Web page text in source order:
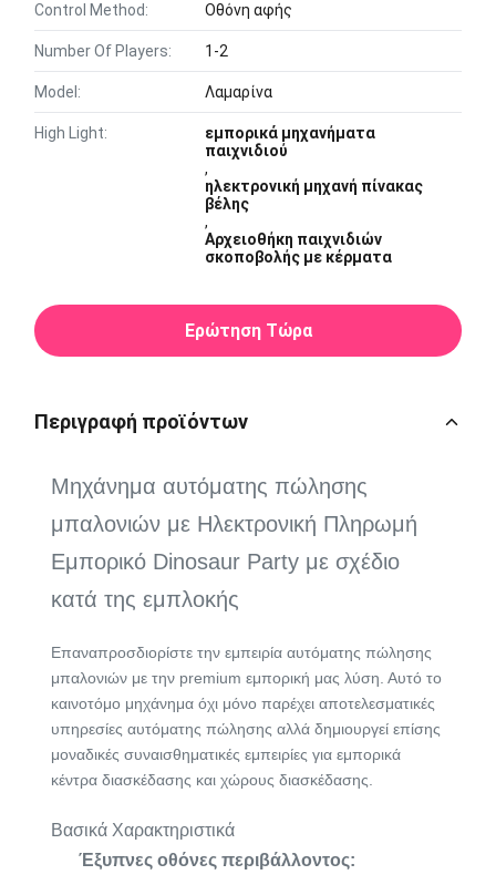
Control Method: Οθόνη αφής
Number Of Players: 1-2
Model: Λαμαρίνα
High Light:
εμπορικά μηχανήματα
παιχνιδιού
,
ηλεκτρονική μηχανή πίνακας
βέλης
,
Αρχειοθήκη παιχνιδιών
σκοποβολής με κέρματα
Ερώτηση Τώρα
Περιγραφή προϊόντων
Μηχάνημα αυτόματης πώλησης
μπαλονιών με Ηλεκτρονική Πληρωμή
Εμπορικό Dinosaur Party με σχέδιο
κατά της εμπλοκής
Επαναπροσδιορίστε την εμπειρία αυτόματης πώλησης
μπαλονιών με την premium εμπορική μας λύση. Αυτό το
καινοτόμο μηχάνημα όχι μόνο παρέχει αποτελεσματικές
υπηρεσίες αυτόματης πώλησης αλλά δημιουργεί επίσης
μοναδικές συναισθηματικές εμπειρίες για εμπορικά
κέντρα διασκέδασης και χώρους διασκέδασης.
Βασικά Χαρακτηριστικά
Έξυπνες οθόνες περιβάλλοντος: